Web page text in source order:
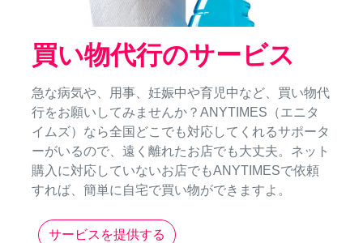
買い物代行のサービス
急な病気や、用事、妊娠中や育児中など、買い物代
行をお願いしてみませんか？ANYTIMES（エニタ
イムズ）なら全国どこでも対応してくれるサポータ
ーがいるので、遠く離れたお店でも大丈夫。ネット
購入に対応していないお店でもANYTIMESで依頼
すれば、簡単に自宅で買い物ができますよ。
サービスを提供する